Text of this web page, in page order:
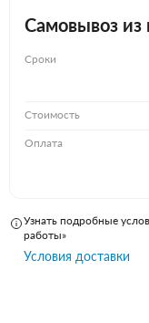
Самовывоз из
Сроки
Стоимость
Оплата
Узнать подробные
работы»
Условия доставки